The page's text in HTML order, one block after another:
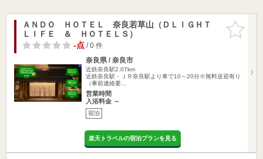
お気に入
りに追加
ＡＮＤＯ ＨＯＴＥＬ 奈良若草山（ＤＬＩＧＨＴ
ＬＩＦＥ ＆ ＨＯＴＥＬＳ）
-点/ 0 件
奈良県 / 奈良市
近鉄奈良駅2.07km
近鉄奈良駅・ＪＲ奈良駅より車で10～20分※無料送迎有り
（事前連絡要…
営業時間
入浴料金 ～
宿泊
楽天トラベルの宿泊プランを見る